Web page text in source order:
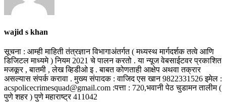
wajid s khan
सूचना : आम्ही माहिती तंत्रज्ञान विभागाअंतर्गत ( मध्यस्थ मार्गदर्शक तत्वे आणि
डिजिटल माध्यमे ) नियम 2021 चे पालन करतो . या न्यूज वेबसाईटवर प्रकाशित
मजकूर , बातमी , लेख व्हिडीओ इ . बाबत कोणताही आक्षेप अथवा तक्रार
असल्यास संपर्क करावा . मुख्य संपादक : वाजिद एस खान 9822331526 इमेल :
acspolicecrimesquad@gmail.com :पत्ता : 720,भवानी पेठ चुडामन तालीम (
पुणे शहर ) पुणे महाराष्ट्र 411042